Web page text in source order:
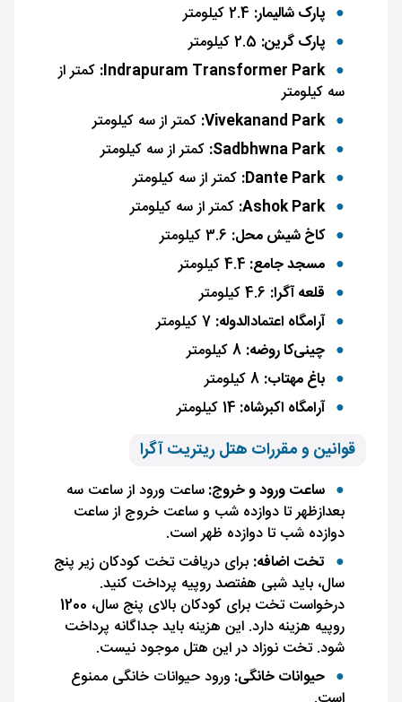
پارک شالیمار:
پارک گرین:
Indrapuram Transformer Park: کمتر از
سه کیلومتر
Vivekanand Park: کمتر از سه کیلومتر
Sadbhwna Park: کمتر از سه کیلومتر
Dante Park: کمتر از سه کیلومتر
Ashok Park: کمتر از سه کیلومتر
کاخ شیش محل:
مسجد جامع: 4.4 کیلومتر
قلعه آگرا:
آرامگاه اعتمادالدوله:
چینی‌کا روضه:
باغ مهتاب:
آرامگاه اکبرشاه: 14 کیلومتر
قوانین و مقررات هتل ریتریت آگرا
ساعت ورود و خروج:ساعت ورود از ساعت سه
بعدازظهر تا دوازده شب و ساعت خروج از ساعت
دوازده شب تا دوازده ظهر است.
تخت اضافه: برای دریافت تخت کودکان زیر پنج
سال، باید شبی هفتصد روپیه پرداخت کنید.
درخواست تخت برای کودکان بالای پنج سال، 1200
روپیه هزینه دارد. این هزینه باید جداگانه پرداخت
شود. تخت نوزاد در این هتل موجود نیست.
حیوانات خانگی: ورود حیوانات خانگی ممنوع